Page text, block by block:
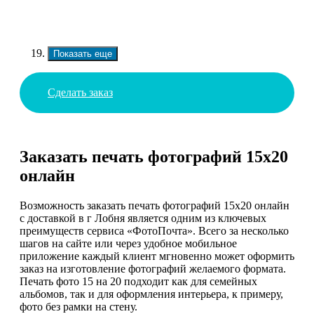
Показать еще
Сделать заказ
Заказать печать фотографий 15х20
онлайн
Возможность заказать печать фотографий 15х20 онлайн
с доставкой в г Лобня является одним из ключевых
преимуществ сервиса «ФотоПочта». Всего за несколько
шагов на сайте или через удобное мобильное
приложение каждый клиент мгновенно может оформить
заказ на изготовление фотографий желаемого формата.
Печать фото 15 на 20 подходит как для семейных
альбомов, так и для оформления интерьера, к примеру,
фото без рамки на стену.